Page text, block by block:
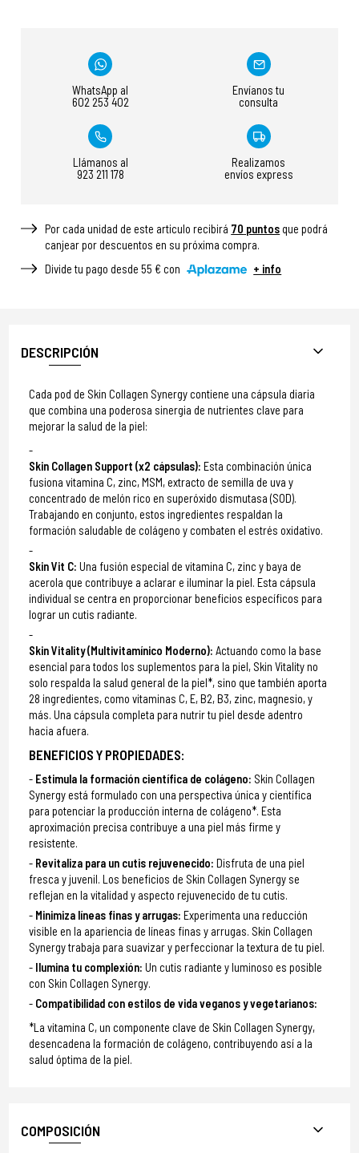
WhatsApp al
602 253 402
Envíanos tu
consulta
Llámanos al
923 211 178
Realizamos
envíos express
Por cada unidad de este articulo recibirá 70 puntos que podrá
canjear por descuentos en su próxima compra.
Divide tu pago desde 55 € con
+ info
DESCRIPCIÓN
Cada pod de Skin Collagen Synergy contiene una cápsula diaria
que combina una poderosa sinergia de nutrientes clave para
mejorar la salud de la piel:
Skin Collagen Support (x2 cápsulas): Esta combinación única
fusiona vitamina C, zinc, MSM, extracto de semilla de uva y
concentrado de melón rico en superóxido dismutasa (SOD).
Trabajando en conjunto, estos ingredientes respaldan la
formación saludable de colágeno y combaten el estrés oxidativo.
Skin Vit C: Una fusión especial de vitamina C, zinc y baya de
acerola que contribuye a aclarar e iluminar la piel. Esta cápsula
individual se centra en proporcionar beneficios específicos para
lograr un cutis radiante.
Skin Vitality (Multivitamínico Moderno): Actuando como la base
esencial para todos los suplementos para la piel, Skin Vitality no
solo respalda la salud general de la piel*, sino que también aporta
28 ingredientes, como vitaminas C, E, B2, B3, zinc, magnesio, y
más. Una cápsula completa para nutrir tu piel desde adentro
hacia afuera.
BENEFICIOS Y PROPIEDADES:
Estimula la formación científica de colágeno: Skin Collagen
Synergy está formulado con una perspectiva única y científica
para potenciar la producción interna de colágeno*. Esta
aproximación precisa contribuye a una piel más firme y
resistente.
Revitaliza para un cutis rejuvenecido: Disfruta de una piel
fresca y juvenil. Los beneficios de Skin Collagen Synergy se
reflejan en la vitalidad y aspecto rejuvenecido de tu cutis.
Minimiza líneas finas y arrugas: Experimenta una reducción
visible en la apariencia de líneas finas y arrugas. Skin Collagen
Synergy trabaja para suavizar y perfeccionar la textura de tu piel.
Ilumina tu complexión: Un cutis radiante y luminoso es posible
con Skin Collagen Synergy.
Compatibilidad con estilos de vida veganos y vegetarianos:
*La vitamina C, un componente clave de Skin Collagen Synergy,
desencadena la formación de colágeno, contribuyendo así a la
salud óptima de la piel.
COMPOSICIÓN